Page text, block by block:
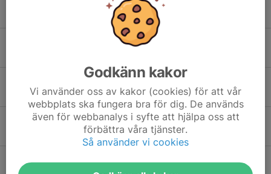
Målvaktscamp Furudal 9-11 Maj 2024
Målvaktsdag I Säffle 30/12
22 nov 2023 0
Målvaktslyftet I Värmland
14 sep 2022 0
0
Godkänn kakor
Vi använder oss av kakor (cookies) för att vår
webbplats ska fungera bra för dig. De används
även för webbanalys i syfte att hjälpa oss att
förbättra våra tjänster.
Så använder vi cookies